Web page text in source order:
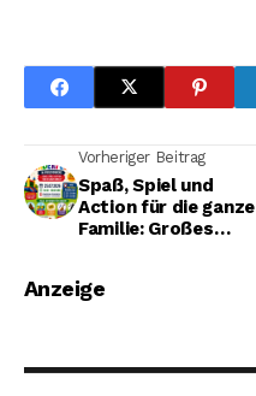
Vorheriger Beitrag
Spaß, Spiel und
Action für die ganze
Familie: Großes
Freudenberg
Anzeige